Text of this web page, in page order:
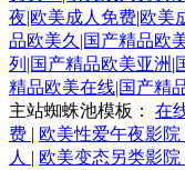
夜|欧美成人免费|欧美
品欧美久|国产精品欧
列|国产精品欧美亚洲|
精品欧美在线|国产精
主站蜘蛛池模板： 在
费 | 欧美性爱午夜影院
人 | 欧美变态另类影院